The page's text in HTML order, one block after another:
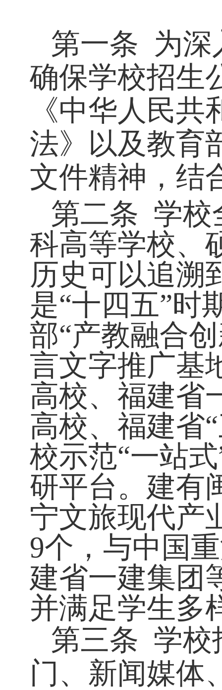
第一条 为深
确保学校招生
《中华人民
法》以及教育
文件精神，结
第二条 学校
科高等学校、
历史可以追溯
是“十四五”时
部“产教融合
言文字推广基
高校、福建省
高校、福建省“
校示范“一站
研平台。 建有
宁文旅现代产
9个，与中国
建省一建集团
并满足学生多
第三条 学校
门、新闻媒体